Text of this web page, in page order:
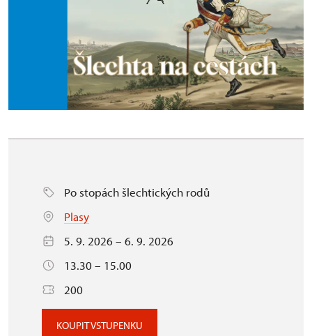
Po stopách šlechtických rodů
Plasy
5. 9. 2026 – 6. 9. 2026
13.30 – 15.00
200
KOUPIT VSTUPENKU